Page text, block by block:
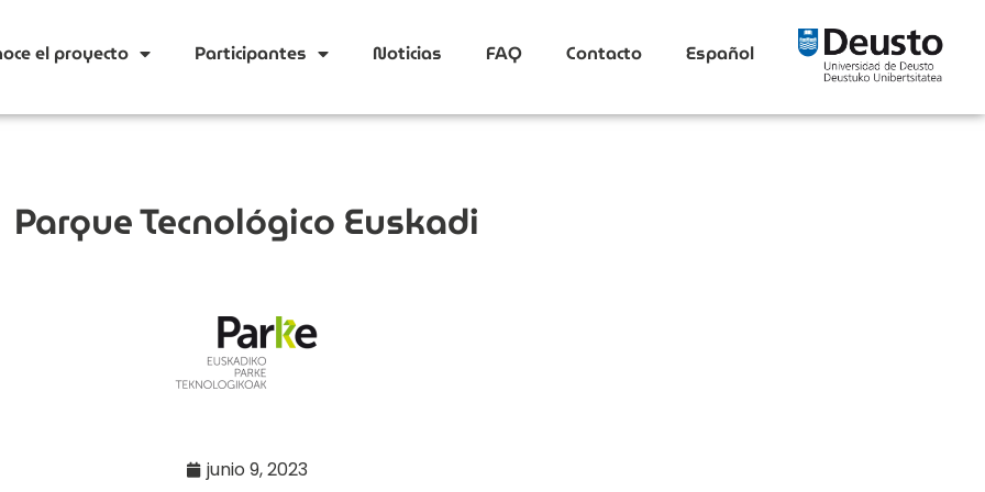
el proyecto Participantes Noticias FAQ Contacto Español
Parque Tecnológico Euskadi
junio 9, 2023